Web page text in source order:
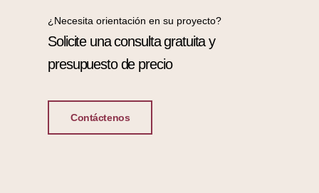
¿Necesita orientación en su proyecto?
Solicite una consulta gratuita y
presupuesto de precio
Contáctenos